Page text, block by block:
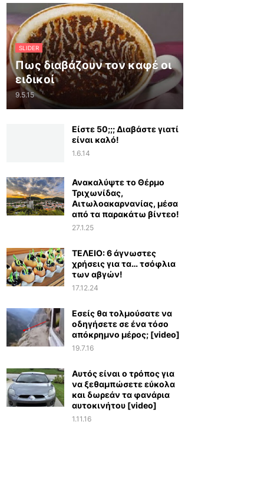
SLIDER
Πως διαβάζουν τον καφέ οι
ειδικοί
9.5.15
Είστε 50;;; Διαβάστε γιατί
είναι καλό!
1.6.14
Ανακαλύψτε το Θέρμο
Τριχωνίδας,
Αιτωλοακαρνανίας, μέσα
από τα παρακάτω βίντεο!
27.1.25
ΤΕΛΕΙΟ: 6 άγνωστες
χρήσεις για τα… τσόφλια
των αβγών!
17.12.24
Εσείς θα τολμούσατε να
οδηγήσετε σε ένα τόσο
απόκρημνο μέρος; [video]
19.7.16
Αυτός είναι ο τρόπος για
να ξεθαμπώσετε εύκολα
και δωρεάν τα φανάρια
αυτοκινήτου [video]
1.11.16